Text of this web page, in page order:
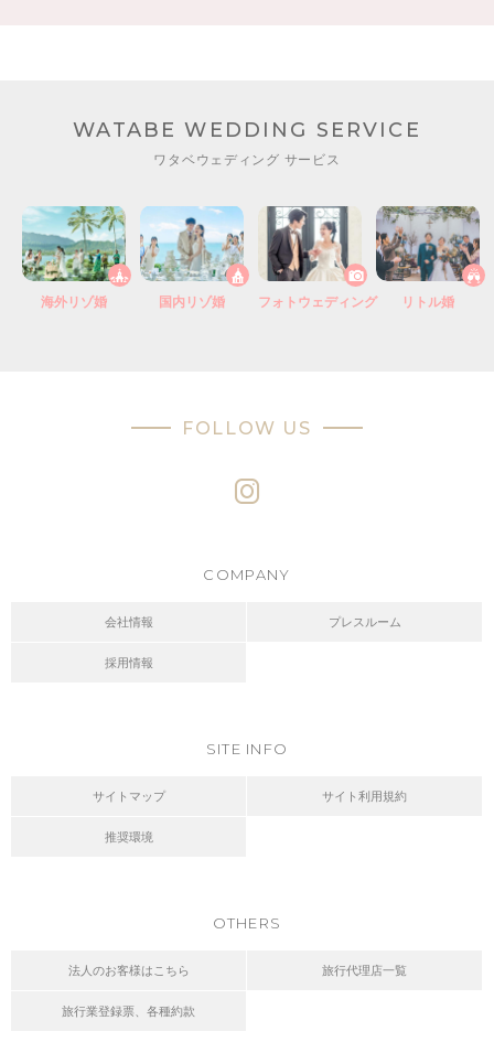
WATABE WEDDING SERVICE
ワタベウェディング サービス
海外リゾ婚 国内リゾ婚 フォトウェディング リトル婚
FOLLOW US
COMPANY
会社情報 プレスルーム
採用情報
SITE INFO
サイトマップ サイト利用規約
推奨環境
OTHERS
法人のお客様はこちら 旅行代理店一覧
旅行業登録票、各種約款